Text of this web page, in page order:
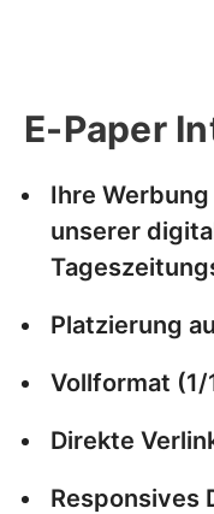
E-Paper
Ihre
unserer
Platzierung
Vollformat (1/
Direkte
Responsives